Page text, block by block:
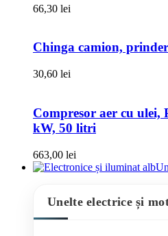
66,30 lei
Chinga camion,
30,60 lei
Compresor aer cu ulei,
kW, 50 litri
663,00 lei
Unelte electrice și